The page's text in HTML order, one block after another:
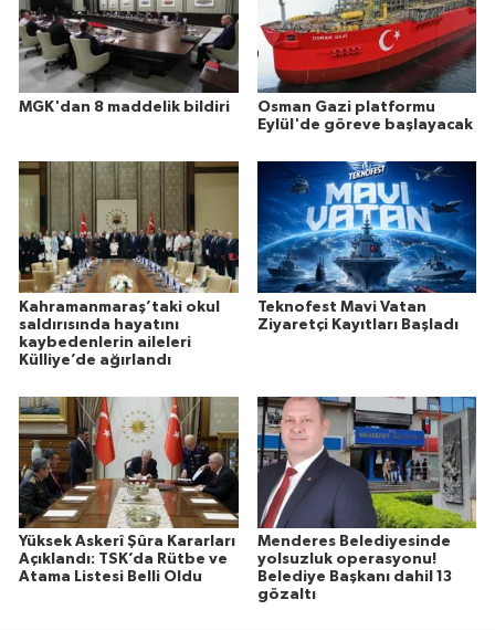
MGK'dan 8 maddelik bildiri
Osman Gazi platformu
Eylül'de göreve başlayacak
Kahramanmaraş’taki okul
saldırısında hayatını
kaybedenlerin aileleri
Külliye’de ağırlandı
Teknofest Mavi Vatan
Ziyaretçi Kayıtları Başladı
Yüksek Askerî Şûra Kararları
Açıklandı: TSK’da Rütbe ve
Atama Listesi Belli Oldu
Menderes Belediyesinde
yolsuzluk operasyonu!
Belediye Başkanı dahil 13
gözaltı